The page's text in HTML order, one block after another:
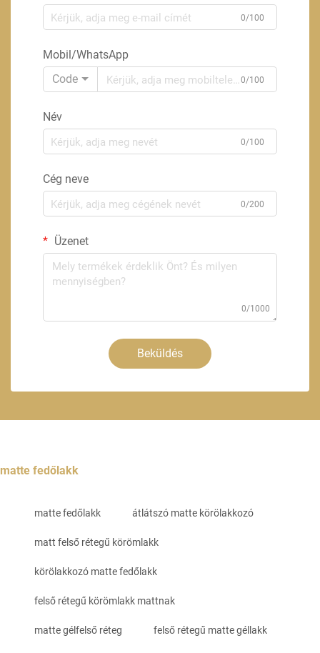
0/100
Mobil/WhatsApp
Code
0/100
Név
0/100
Cég neve
0/200
Üzenet
0/1000
Beküldés
matte fedőlakk
matte fedőlakk átlátszó matte körölakkozó
matt felső rétegű körömlakk
körölakkozó matte fedőlakk
felső rétegű körömlakk mattnak
matte gélfelső réteg felső rétegű matte géllakk